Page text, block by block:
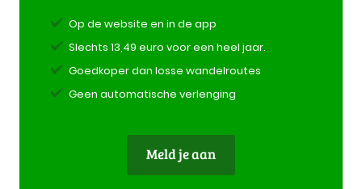
Op de website en in de app
Slechts 13,49 euro voor een heel jaar.
Goedkoper dan losse wandelroutes
Geen automatische verlenging
Meld je aan